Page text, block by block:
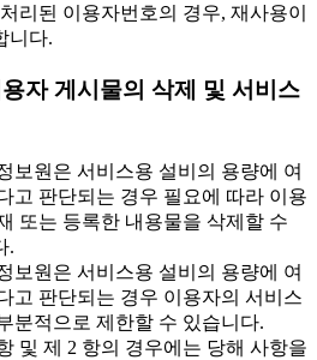
리된 이용자번호의 경우, 재사용이
니다.
자 게시물의 삭제 및 서비스
보원은 서비스용 설비의 용량에 여
고 판단되는 경우 필요에 따라 이용
또는 등록한 내용물을 삭제할 수
.
보원은 서비스용 설비의 용량에 여
고 판단되는 경우 이용자의 서비스
분적으로 제한할 수 있습니다.
및 제 2 항의 경우에는 당해 사항을